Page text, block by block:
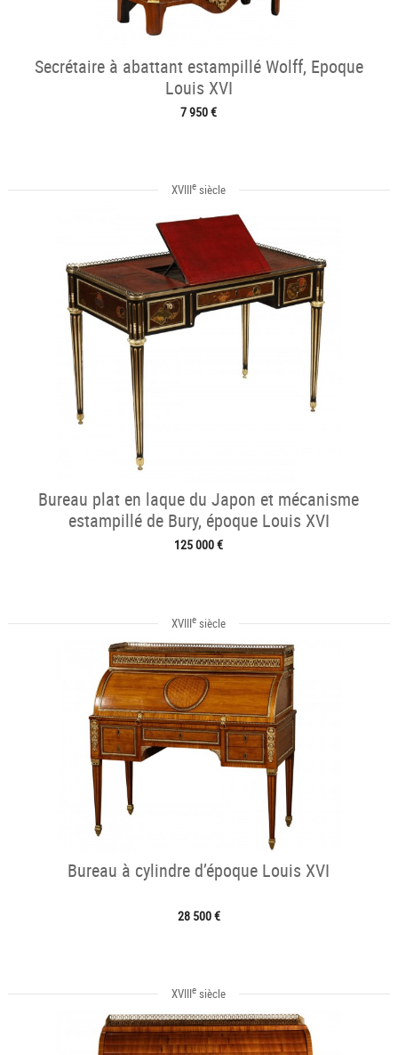
Secrétaire à abattant estampillé Wolff, Epoque
Louis XVI
7 950 €
XVIIIe siècle
Bureau plat en laque du Japon et mécanisme
estampillé de Bury, époque Louis XVI
125 000 €
XVIIIe siècle
Bureau à cylindre d’époque Louis XVI
28 500 €
XVIIIe siècle